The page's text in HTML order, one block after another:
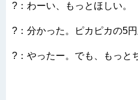
?：わーい、もっとほしい。
?：分かった。ピカピカの5円
?：やったー。でも、もっと